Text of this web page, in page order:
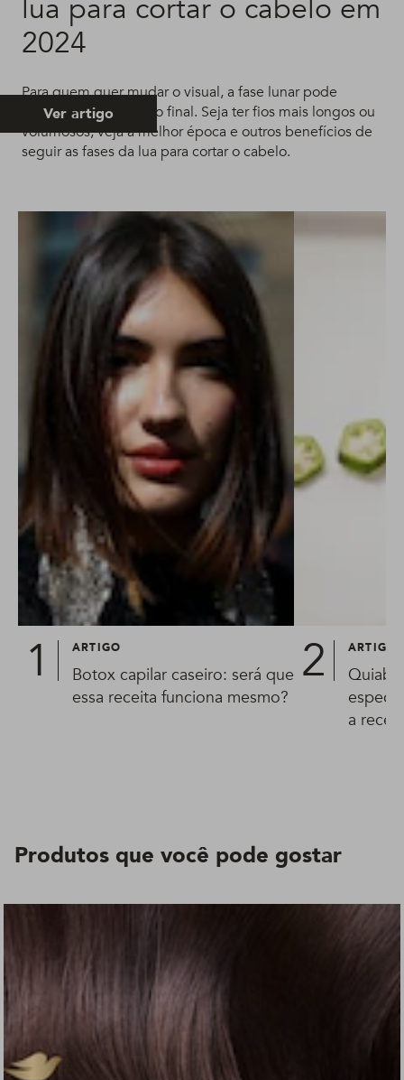
lua para cortar o cabelo em
2024
Para quem quer mudar o visual, a fase lunar pode
influenciar o resultado final. Seja ter fios mais longos ou
volumosos, veja a melhor época e outros benefícios de
seguir as fases da lua para cortar o cabelo.
Ver artigo
ARTIGO
Botox capilar caseiro: será que
essa receita funciona mesmo?
ARTIGO
a
Produtos que você pode gostar